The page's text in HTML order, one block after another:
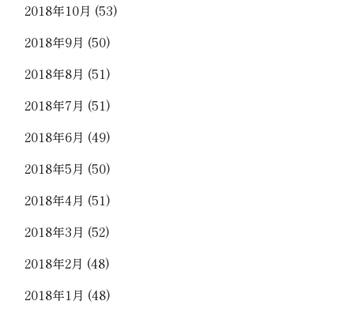
2018年10月 (53)
2018年9月 (50)
2018年8月 (51)
2018年7月 (51)
2018年6月 (49)
2018年5月 (50)
2018年4月 (51)
2018年3月 (52)
2018年2月 (48)
2018年1月 (48)